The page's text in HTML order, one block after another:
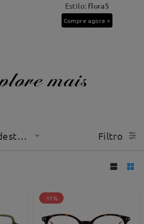
Estilo: flora5
Compre agora >
Ordenar por:Em destaque Filtro
-11%